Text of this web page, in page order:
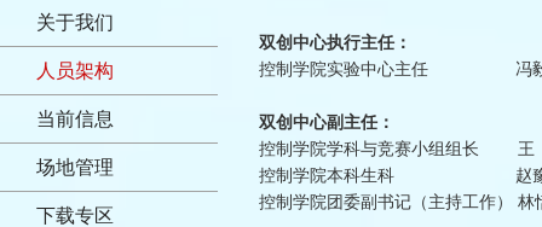
关于我们
人员架构
当前信息
场地管理
下载专区
双创中心执行主任：
控制学院实验中心主任 冯
双创中心副主任：
控制学院学科与竞赛小组组长
控制学院本科生科
控制学院团委副书记（主持工作） 林